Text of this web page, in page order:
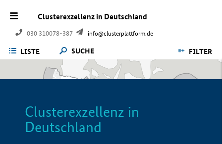
Clusterexzellenz in Deutschland
030 310078-387 info@clusterplattform.de
LISTE SUCHE FILTER
Clusterexzellenz in
Deutschland